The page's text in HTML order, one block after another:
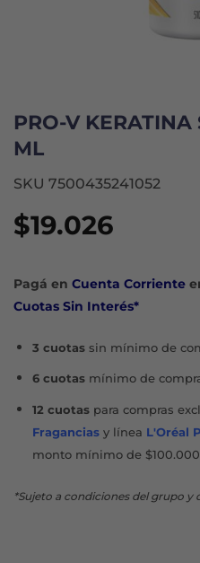
PRO-V
ML
SKU 7500435241052
$19.026
Pagá en Cuenta Corriente
Cuotas Sin Interés*
3 cuotassin mínimo de
6 cuotasmínimo de
12 cuotaspara compras
Fraganciasy línea L'Oréal
monto mínimo de $100.000
*Sujeto a condiciones del grupo y